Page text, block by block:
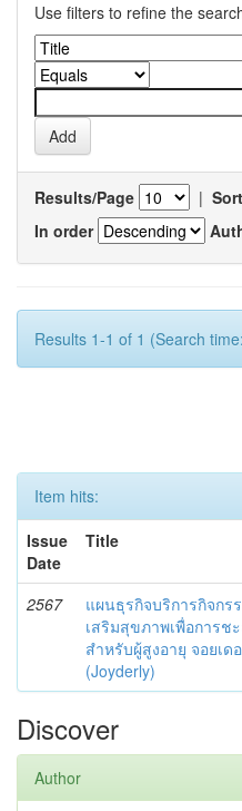
Use filters to refine the
Results/Page |
In order
Results 1-1 of 1 (Search
Item hits:
Issue
Date
Title
2567
แผนธุรกิจบริการกิจกร
เสริมสุขภาพเพื่อการช
สำหรับผู้สูงอายุ จอยเด
(Joyderly)
Discover
Author